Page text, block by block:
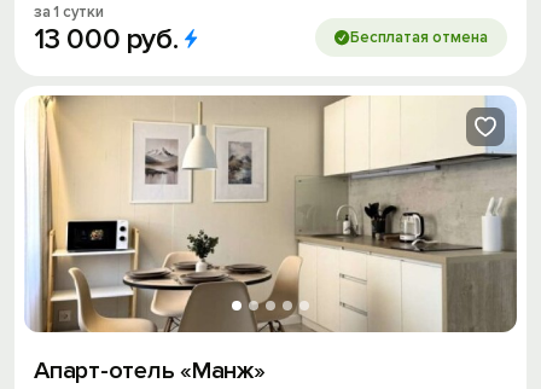
за 1 сутки
13 000 руб. Бесплатая отмена
Апарт-отель «Манж»